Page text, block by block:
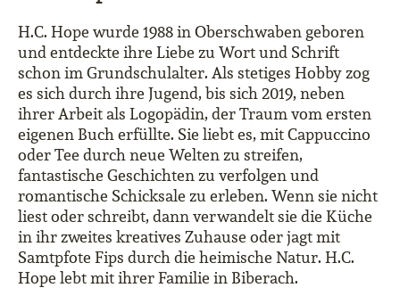
H.C. Hope wurde 1988 in Oberschwaben geboren
und entdeckte ihre Liebe zu Wort und Schrift
schon im Grundschulalter. Als stetiges Hobby zog
es sich durch ihre Jugend, bis sich 2019, neben
ihrer Arbeit als Logopädin, der Traum vom ersten
eigenen Buch erfüllte. Sie liebt es, mit Cappuccino
oder Tee durch neue Welten zu streifen,
fantastische Geschichten zu verfolgen und
romantische Schicksale zu erleben. Wenn sie nicht
liest oder schreibt, dann verwandelt sie die Küche
in ihr zweites kreatives Zuhause oder jagt mit
Samtpfote Fips durch die heimische Natur. H.C.
Hope lebt mit ihrer Familie in Biberach.